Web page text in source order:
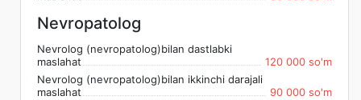
Nevropatolog
Nevrolog (nevropatolog)bilan dastlabki
maslahat
120 000 so'm
Nevrolog (nevropatolog)bilan ikkinchi darajali
maslahat
90 000 so'm